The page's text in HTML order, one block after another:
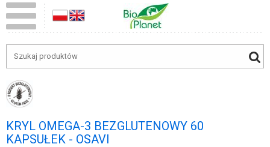
KRYL OMEGA-3 BEZGLUTENOWY 60
KAPSUŁEK - OSAVI